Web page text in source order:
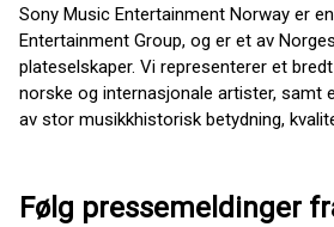
Sony Music Entertainment Norway er
Entertainment Group, og er et av
plateselskaper. Vi representerer et
norske og internasjonale artister, samt
av stor musikkhistorisk betydning,
Følg pressemeldinger